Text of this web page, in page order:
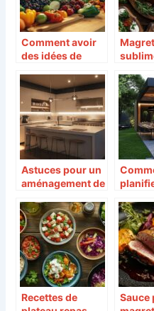
Comment avoir
des idées de
cuisine
originales pour
chaque repas
ts
Astuces pour un
aménagement de
et fonctionnel
main
jardin
Recettes de
Sauce